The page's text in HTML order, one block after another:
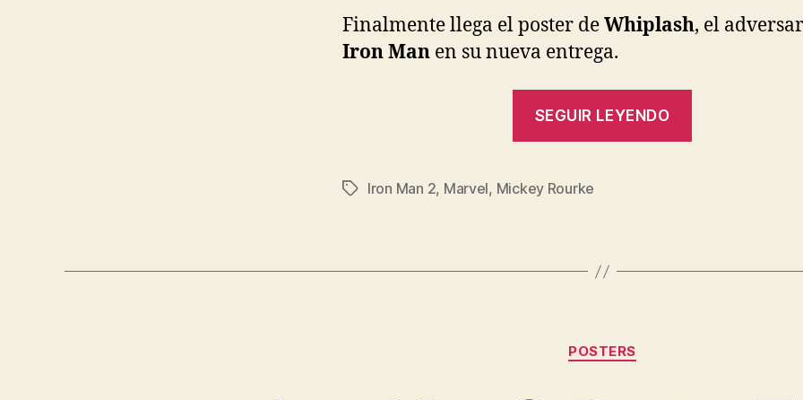
Finalmente llega el poster deWhiplash, el
Iron Man en su nueva entrega.
SEGUIR LEYENDO
Etiquetas
Iron Man 2, Marvel, Mickey Rourke
Categorías
POSTERS